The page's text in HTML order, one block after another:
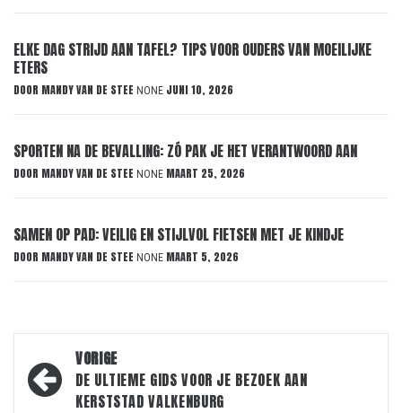
ELKE DAG STRIJD AAN TAFEL? TIPS VOOR OUDERS VAN MOEILIJKE
ETERS
DOOR MANDY VAN DE STEE NONE JUNI 10, 2026
SPORTEN NA DE BEVALLING: ZÓ PAK JE HET VERANTWOORD AAN
DOOR MANDY VAN DE STEE NONE MAART 25, 2026
SAMEN OP PAD: VEILIG EN STIJLVOL FIETSEN MET JE KINDJE
DOOR MANDY VAN DE STEE NONE MAART 5, 2026
Bericht
navigatie
VORIGE
DE ULTIEME GIDS VOOR JE BEZOEK AAN
KERSTSTAD VALKENBURG